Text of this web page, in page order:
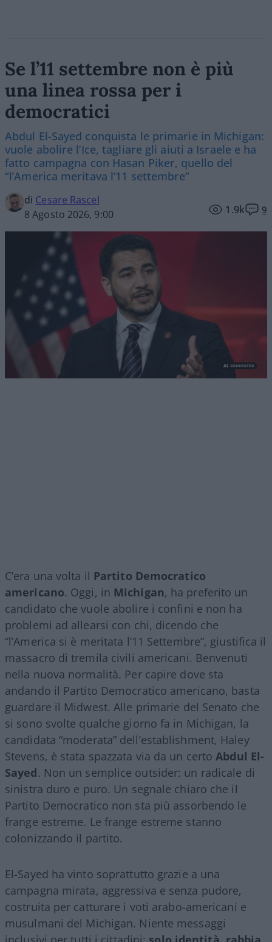
Se l’11 settembre non è più
una linea rossa per i
democratici
Abdul El-Sayed conquista le primarie in Michigan:
vuole abolire l’Ice, tagliare gli aiuti a Israele e ha
fatto campagna con Hasan Piker, quello del
“l’America meritava l’11 settembre”
di Cesare Rascel
8 Agosto 2026, 9:00
1.9k 9
C’era una volta il Partito Democratico
americano. Oggi, in Michigan, ha preferito un
candidato che vuole abolire i confini e non ha
problemi ad allearsi con chi, dicendo che
“l’America si è meritata l’11 Settembre”, giustifica il
massacro di tremila civili americani. Benvenuti
nella nuova normalità. Per capire dove sta
andando il Partito Democratico americano, basta
guardare il Midwest. Alle primarie del Senato che
si sono svolte qualche giorno fa in Michigan, la
candidata “moderata” dell’establishment, Haley
Stevens, è stata spazzata via da un certoAbdul El-
Sayed. Non un semplice outsider: un radicale di
sinistra duro e puro. Un segnale chiaro che il
Partito Democratico non sta più assorbendo le
frange estreme. Le frange estreme stanno
colonizzando il partito.
El-Sayed ha vinto soprattutto grazie a una
campagna mirata, aggressiva e senza pudore,
costruita per catturare i voti arabo-americani e
musulmani del Michigan. Niente messaggi